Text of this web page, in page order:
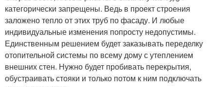
категорически запрещены. Ведь в проект строения
заложено тепло от этих труб по фасаду. И любые
индивидуальные изменения попросту недопустимы.
Единственным решением будет заказывать переделку
отопительной системы по всему дому с утеплением
внешних стен. Нужно будет пробивать перекрытия,
обустраивать стояки и только потом к ним подключать